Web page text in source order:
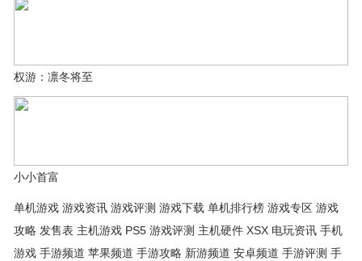
权游：凛冬将至
小小首富
单机游戏 游戏资讯 游戏评测 游戏下载 单机排行榜 游戏专区 游戏
攻略 发售表 主机游戏 PS5 游戏评测 主机硬件 XSX 电玩资讯 手机
游戏 手游频道 苹果频道 手游攻略 新游频道 安卓频道 手游评测 手